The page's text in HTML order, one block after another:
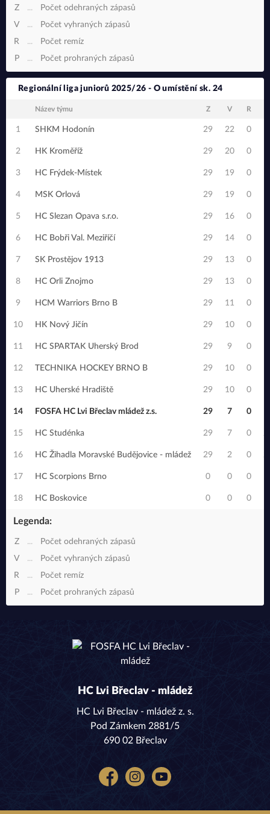
Z ...
Počet odehraných zápasů
V
...
Počet vyhraných zápasů
R
...
Počet remíz
P
... Počet prohraných zápasů
Regionální liga juniorů 2025/26 - O umístění sk. 24
Název týmu Z V R
1 SHKM Hodonín 29 22 0
2 HK Kroměříž 29 20 0
3 HC Frýdek-Místek 29 19 0
4 MSK Orlová 29 19 0
5 HC Slezan Opava s.r.o. 29 16 0
6 HC Bobři Val. Meziříčí 29 14 0
7 SK Prostějov 1913 29 13 0
8 HC Orli Znojmo 29 13 0
9 HCM Warriors Brno B 29 11 0
10 HK Nový Jičín 29 10 0
11 HC SPARTAK Uherský Brod 29 9 0
12 TECHNIKA HOCKEY BRNO B 29 10 0
13 HC Uherské Hradiště 29 10 0
14 FOSFA HC Lvi Břeclav mládež z.s. 29 7 0
15 HC Studénka 29 7 0
16 HC Žihadla Moravské Budějovice - mládež 29 2 0
17 HC Scorpions Brno 0 0 0
18 HC Boskovice 0 0 0
Legenda:
Z ...
Počet odehraných zápasů
V
...
Počet vyhraných zápasů
R
...
Počet remíz
P
... Počet prohraných zápasů
HC Lvi Břeclav - mládež
HC Lvi Břeclav - mládež z. s.
Pod Zámkem 2881/5
690 02 Břeclav
FacebookInstagramYouTube